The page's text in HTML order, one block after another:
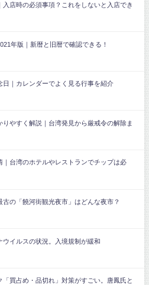
入店時の必須事項？これをしないと入店でき
年版｜新暦と旧暦で確認できる！
日｜カレンダーでよく見る行事を紹介
りやすく解説｜台湾発見から厳戒令の解除ま
｜台湾のホテルやレストランでチップは必
古の「饒河街観光夜市」はどんな夜市？
ウイルスの状況。入境規制が緩和
「買占め・品切れ」対策がすごい。唐鳳氏と